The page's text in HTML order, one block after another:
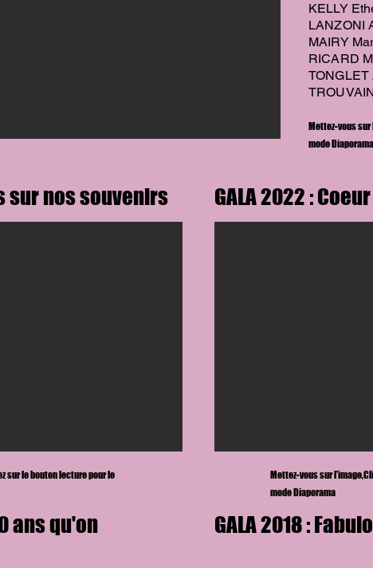
KELLY
LANZONI
MAIRY
RICARD
Mettez-vous sur
mode Diaporama
sur nos souvenirs GALA 2022 :
sur le bouton lecturepour le
Mettez-vous sur l'image,
mode Diaporama
ans qu'on
GALA 2018 :